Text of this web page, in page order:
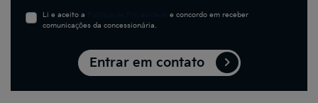
Li e aceito a
e concordo em receber
comunicações da concessionária.
Entrar em contato